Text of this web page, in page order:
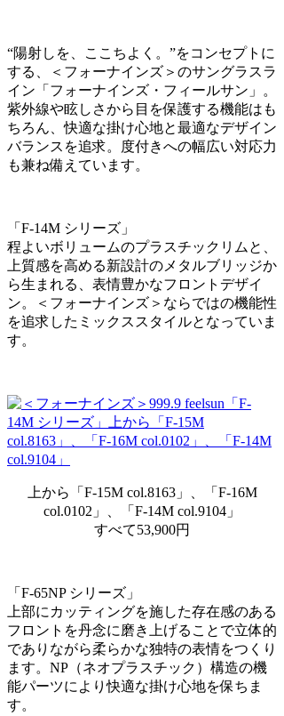
“陽射しを、ここちよく。”をコンセプトに
する、＜フォーナインズ＞のサングラスラ
イン「フォーナインズ・フィールサン」。
紫外線や眩しさから目を保護する機能はも
ちろん、快適な掛け心地と最適なデザイン
バランスを追求。度付きへの幅広い対応力
も兼ね備えています。
「F-14M シリーズ」
程よいボリュームのプラスチックリムと、
上質感を高める新設計のメタルブリッジか
ら生まれる、表情豊かなフロントデザイ
ン。＜フォーナインズ＞ならではの機能性
を追求したミックススタイルとなっていま
す。
上から「F-15M col.8163」、「F-16M
col.0102」、「F-14M col.9104」
すべて53,900円
「F-65NP シリーズ」
上部にカッティングを施した存在感のある
フロントを丹念に磨き上げることで立体的
でありながら柔らかな独特の表情をつくり
ます。NP（ネオプラスチック）構造の機
能パーツにより快適な掛け心地を保ちま
す。